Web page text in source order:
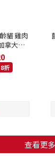
貓 雞肉
拿大
穀糧 1
飼料
8折
查看更多